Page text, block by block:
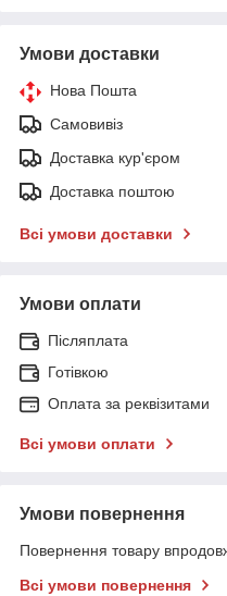
Умови доставки
Нова Пошта
Самовивіз
Доставка кур'єром
Доставка поштою
Всі умови доставки
Умови оплати
Післяплата
Готівкою
Оплата за реквізитами
Всі умови оплати
Умови повернення
Повернення товару
Всі умови повернення